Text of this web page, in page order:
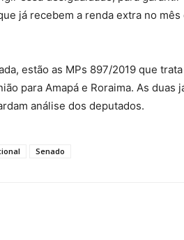
já recebem a renda extra no
estão as MPs 897/2019 que
para Amapá e Roraima. As duas
análise dos deputados.
Senado